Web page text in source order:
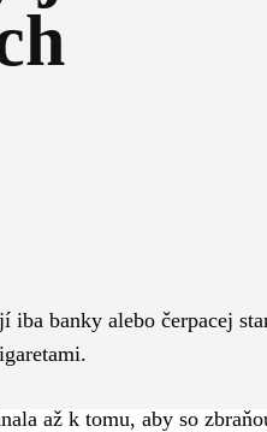
iba banky alebo čerpacej
až k tomu, aby so